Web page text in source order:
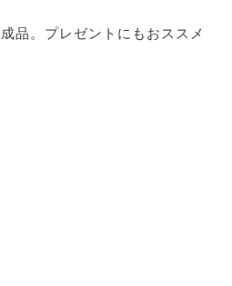
品。プレゼントにもおススメ